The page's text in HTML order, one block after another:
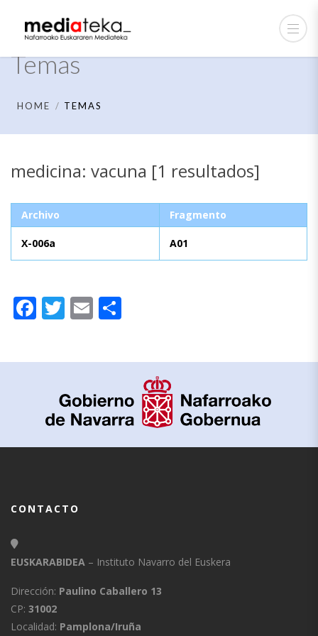
Temas
HOME TEMAS
medicina: vacuna [1 resultados]
Archivo Fragmento
X-006a A01
Facebook
Twitter
Email
CONTACTO
EUSKARABIDEA – Instituto Navarro del Euskera
Dirección: Paulino Caballero 13
CP: 31002
Localidad: Pamplona/Iruña